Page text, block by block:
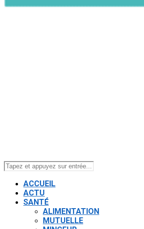
ACCUEIL
ACTU
SANTÉ
ALIMENTATION
MUTUELLE